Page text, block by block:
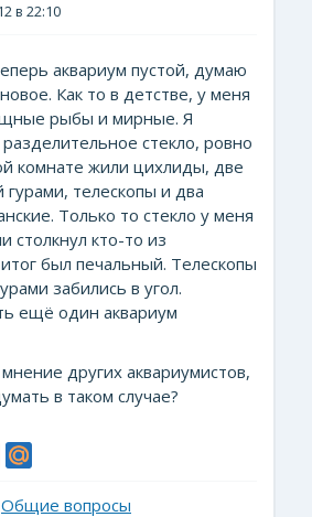
в 22:10
аквариум пустой, думаю
Как то в детстве, у меня
рыбы и мирные. Я
разделительное стекло, ровно
комнате жили цихлиды, две
гурами, телескопы и два
Только то стекло у меня
столкнул кто-то из
был печальный. Телескопы
забились в угол.
ещё один аквариум
других аквариумистов,
в таком случае?
Общие вопросы